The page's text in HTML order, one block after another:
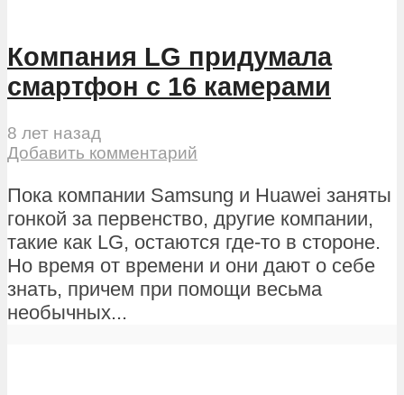
Компания LG придумала
смартфон с 16 камерами
8 лет назад
Добавить комментарий
Пока компании Samsung и Huawei заняты
гонкой за первенство, другие компании,
такие как LG, остаются где-то в стороне.
Но время от времени и они дают о себе
знать, причем при помощи весьма
необычных...